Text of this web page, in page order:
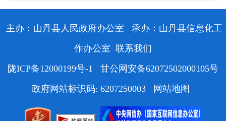
主办：山丹县人民政府办公室
承办：山丹县信息化工
作办公室 联系我们
陇ICP备12000199号-1
甘公网安备62072502000105号
政府网站标识码: 6207250003
网站地图